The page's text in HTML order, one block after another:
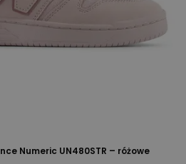
Numeric UN480STR – różowe